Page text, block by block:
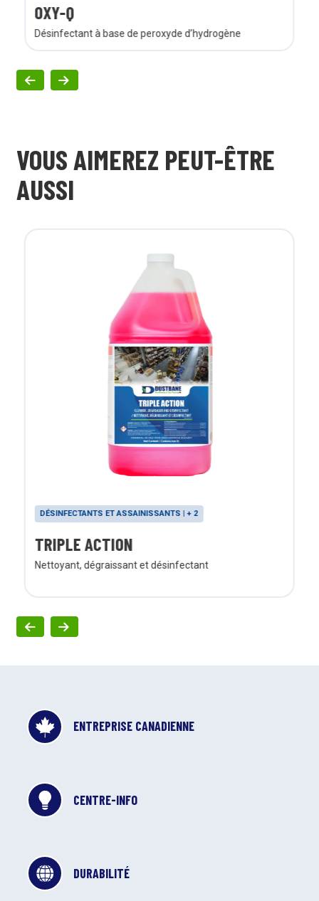
OXY-Q
Désinfectant à base de peroxyde d’hydrogène
VOUS AIMEREZ PEUT-ÊTRE
AUSSI
DÉSINFECTANTS ET ASSAINISSANTS | + 2
TRIPLE ACTION
Nettoyant, dégraissant et désinfectant
ENTREPRISE CANADIENNE
CENTRE-INFO
DURABILITÉ